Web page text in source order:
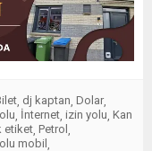
dj kaptan Dolar
İnternet izin yolu Kan
etiket Petrol
mobil